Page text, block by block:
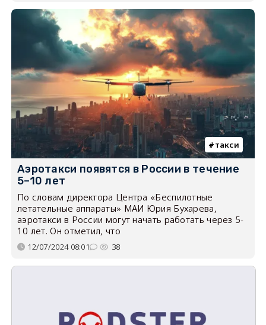
такси
Аэротакси появятся в России в течение
5–10 лет
По словам директора Центра «Беспилотные
летательные аппараты» МАИ Юрия Бухарева,
аэротакси в России могут начать работать через 5-
10 лет. Он отметил, что
12/07/2024 08:01 38